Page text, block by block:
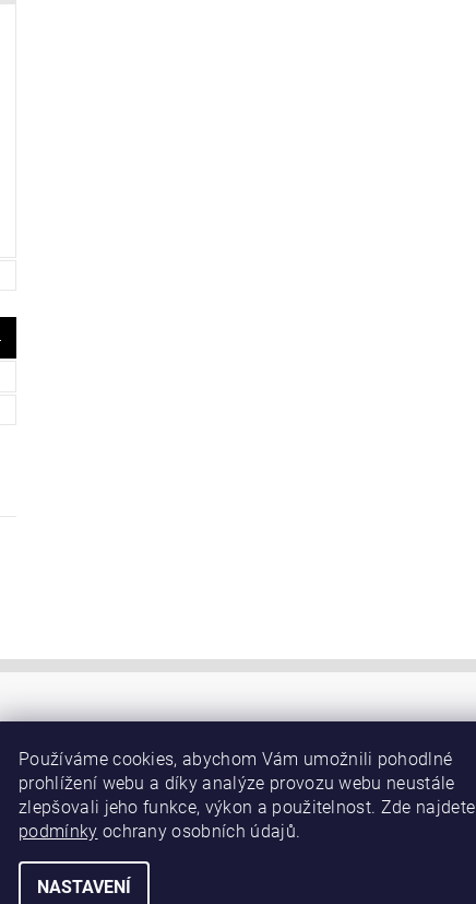
Používáme cookies, abychom Vám umožnili pohodlné
prohlížení webu a díky analýze provozu webu neustále
zlepšovali jeho funkce, výkon a použitelnost. Zde najdete
podmínky ochrany osobních údajů.
NASTAVENÍ